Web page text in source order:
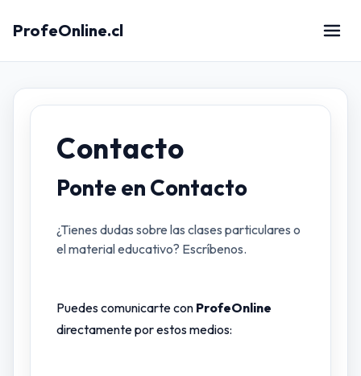
ProfeOnline.cl
Contacto
Ponte en Contacto
¿Tienes dudas sobre las clases particulares o
el material educativo? Escríbenos.
Puedes comunicarte con ProfeOnline
directamente por estos medios: